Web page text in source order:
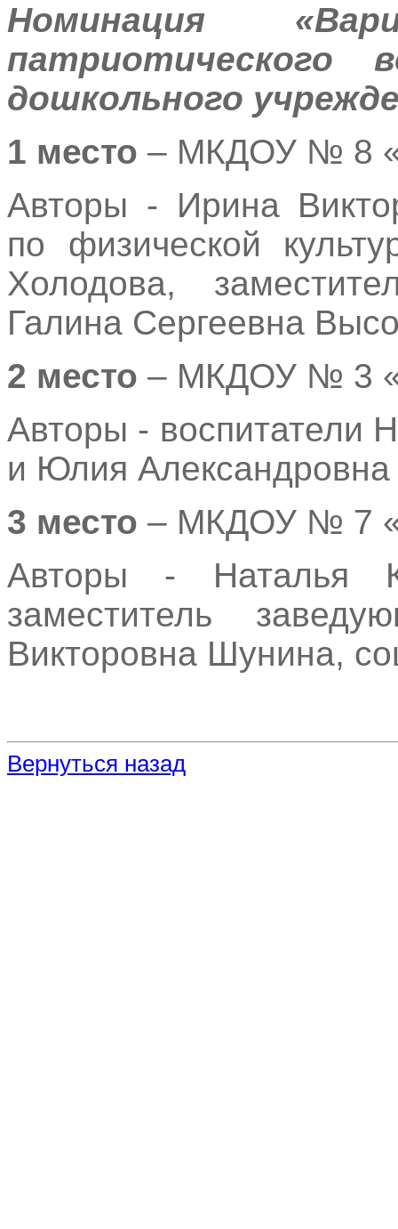
Номинация
патриотического
дошкольного
1 место – МКДОУ № 8
Авторы - Ирина
по физической
Холодова,
Галина Сергеевна
2 место – МКДОУ № 3
Авторы - воспитатели
и Юлия
3 место – МКДОУ № 7
Авторы - Наталья
заместитель
Викторовна Шунина,
Вернуться назад